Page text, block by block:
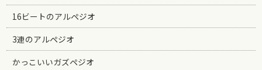
16ビートのアルペジオ
3連のアルペジオ
かっこいいガズペジオ